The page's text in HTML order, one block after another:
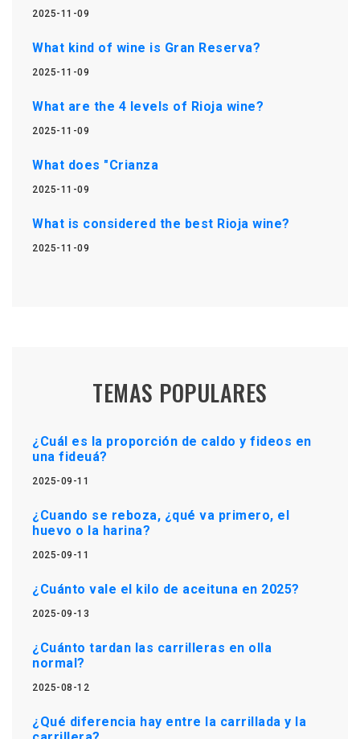
2025-11-09
What kind of wine is Gran Reserva?
2025-11-09
What are the 4 levels of Rioja wine?
2025-11-09
What does "Crianza
2025-11-09
What is considered the best Rioja wine?
2025-11-09
TEMAS POPULARES
¿Cuál es la proporción de caldo y fideos en
una fideuá?
2025-09-11
¿Cuando se reboza, ¿qué va primero, el
huevo o la harina?
2025-09-11
¿Cuánto vale el kilo de aceituna en 2025?
2025-09-13
¿Cuánto tardan las carrilleras en olla
normal?
2025-08-12
¿Qué diferencia hay entre la carrillada y la